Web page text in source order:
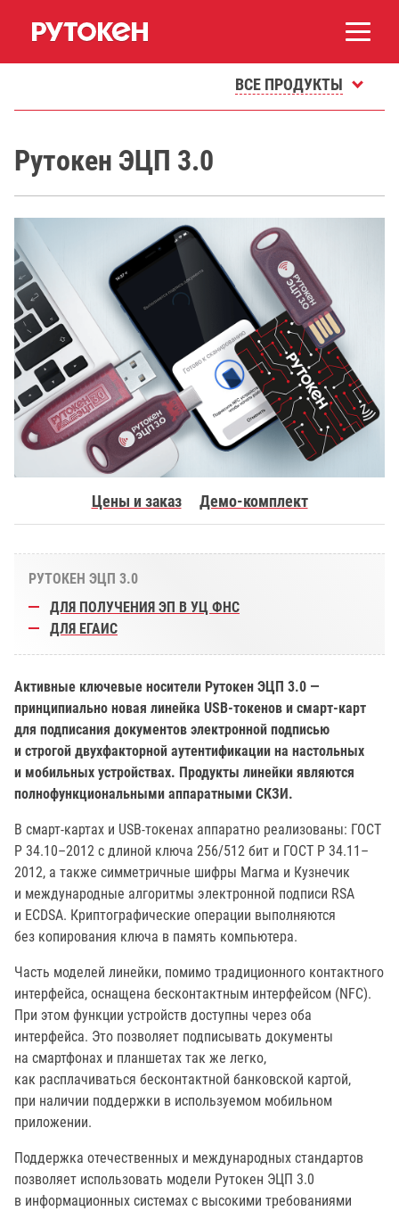
ВСЕ ПРОДУКТЫ
Рутокен ЭЦП 3.0
Цены и заказ Демо-комплект
РУТОКЕН ЭЦП 3.0
ДЛЯ ПОЛУЧЕНИЯ ЭП В УЦ ФНС
ДЛЯ ЕГАИС
Активные ключевые носители Рутокен ЭЦП 3.0 —
принципиально новая линейка USB-токенов и смарт-карт
для подписания документов электронной подписью
и строгой двухфакторной аутентификации на настольных
и мобильных устройствах. Продукты линейки являются
полнофункциональными аппаратными СКЗИ.
В смарт-картах и USB-токенах аппаратно реализованы: ГОСТ
Р 34.10–2012 с длиной ключа 256/512 бит и ГОСТ Р 34.11–
2012, а также симметричные шифры Магма и Кузнечик
и международные алгоритмы электронной подписи RSA
и ECDSA. Криптографические операции выполняются
без копирования ключа в память компьютера.
Часть моделей линейки, помимо традиционного контактного
интерфейса, оснащена бесконтактным интерфейсом (NFC).
При этом функции устройств доступны через оба
интерфейса. Это позволяет подписывать документы
на смартфонах и планшетах так же легко,
как расплачиваться бесконтактной банковской картой,
при наличии поддержки в используемом мобильном
приложении.
Поддержка отечественных и международных стандартов
позволяет использовать модели Рутокен ЭЦП 3.0
в информационных системах с высокими требованиями